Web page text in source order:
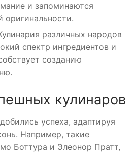
и запоминаются
оригинальности.
различных народов
спектр ингредиентов и
созданию
кулинаров
успеха, адаптируя
Например, такие
Боттура и Элеонор Пратт,